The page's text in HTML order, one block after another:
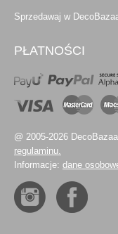
Sprzedawaj w
PŁATNOŚCI
@ 2005-2026
regulaminu.
Informacje: dane